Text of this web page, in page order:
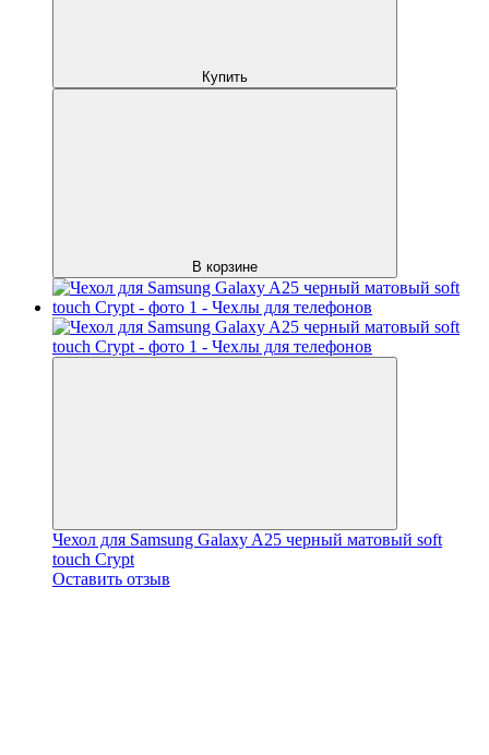
Купить
В корзине
Чехол для Samsung Galaxy A25 черный матовый soft
touch Crypt
Оставить отзыв